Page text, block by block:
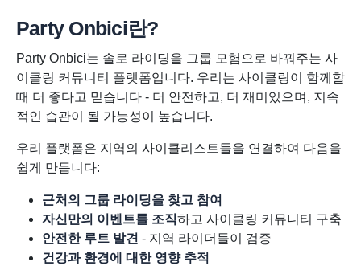
Party Onbici란?
Party Onbici는 솔로 라이딩을 그룹 모험으로 바꿔주는 사
이클링 커뮤니티 플랫폼입니다. 우리는 사이클링이 함께할
때 더 좋다고 믿습니다 - 더 안전하고, 더 재미있으며, 지속
적인 습관이 될 가능성이 높습니다.
우리 플랫폼은 지역의 사이클리스트들을 연결하여 다음을
쉽게 만듭니다:
근처의 그룹 라이딩을 찾고 참여
자신만의 이벤트를 조직하고 사이클링 커뮤니티 구축
안전한 루트 발견 - 지역 라이더들이 검증
건강과 환경에 대한 영향 추적